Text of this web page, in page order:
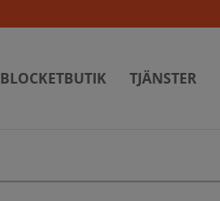
BLOCKETBUTIK TJÄNSTER